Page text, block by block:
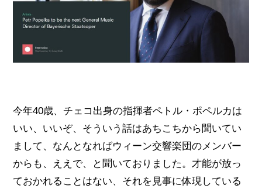
今年40歳、チェコ出身の指揮者ペトル・ポペルカは
いい、いいぞ、そういう話はあちこちから聞いてい
まして、なんとなればウィーン交響楽団のメンバー
からも、ええで、と聞いておりました。才能が放っ
ておかれることはない、それを見事に体現している